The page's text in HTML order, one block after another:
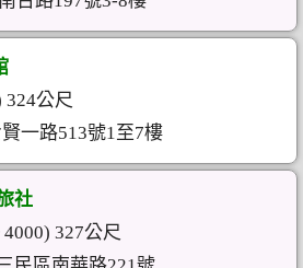
324公尺
一路513號1至7樓
社
4000) 327公尺